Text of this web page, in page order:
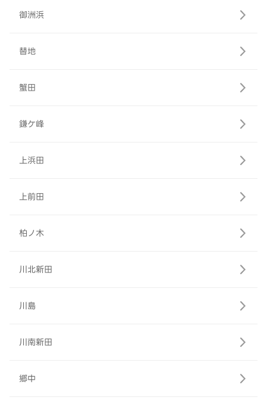
御洲浜
替地
蟹田
鎌ケ峰
上浜田
上前田
柏ノ木
川北新田
川島
川南新田
郷中